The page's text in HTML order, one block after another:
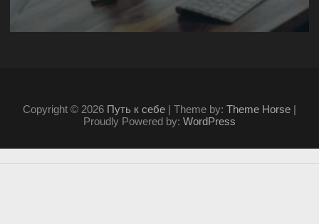
Copyright © 2026 Путь к себе | Theme by: Theme Horse |
Proudly Powered by: WordPress